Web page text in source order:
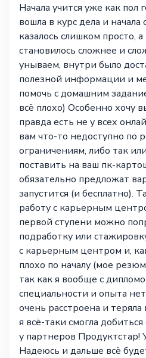
Начала учится уже как пол
вошла в курс дела и начала
казалось слишком просто,
становилось сложнее и
унываем, внутри было
полезной информации и
помочь с домашним
всё плохо) Особенно хочу
правда есть не у всех
вам что-то недоступно по
ограничениям, либо так
поставить на ваш пк-
обязательно предложат
запустится (и бесплатно).
работу с карьерным
первой ступени можно
подработку или
с карьерным центром и,
плохо по началу (мое
так как я вообще с
специальности и опыта
очень расстроена и
я всё-таки смогла
у партнеров Продуктстар!
Надеюсь и дальше всё